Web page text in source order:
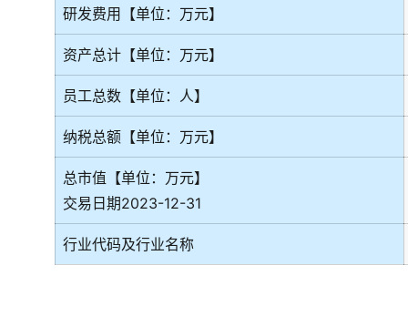
研发费用【单位：万元】
资产总计【单位：万元】
员工总数【单位：人】
纳税总额【单位：万元】
总市值【单位：万元】
交易日期2023-12-31
行业代码及行业名称